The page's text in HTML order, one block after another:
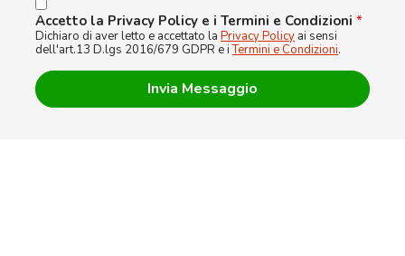
Accetto la Privacy Policy e i Termini e Condizioni *
Dichiaro di aver letto e accettato la Privacy Policy ai sensi
dell'art.13 D.lgs 2016/679 GDPR e iTermini e Condizioni.